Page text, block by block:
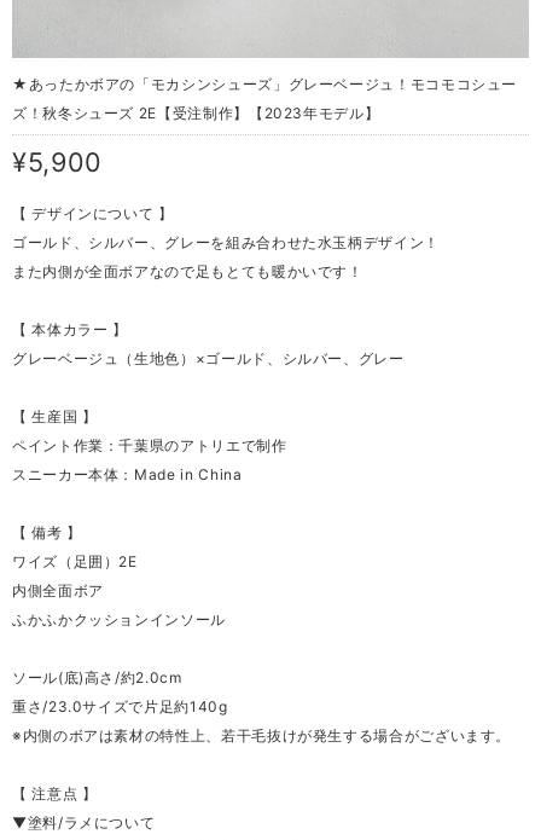
★あったかボアの「モカシンシューズ」グレーベージュ！モコモコシュー
ズ！秋冬シューズ 2E【受注制作】【2023年モデル】
¥5,900
【 デザインについて 】
ゴールド、シルバー、グレーを組み合わせた水玉柄デザイン！
また内側が全面ボアなので足もとても暖かいです！
【 本体カラー 】
グレーベージュ（生地色）×ゴールド、シルバー、グレー
【 生産国 】
ペイント作業：千葉県のアトリエで制作
スニーカー本体：Made in China
【 備考 】
ワイズ（足囲）2E
内側全面ボア
ふかふかクッションインソール
ソール(底)高さ/約2.0cm
重さ/23.0サイズで片足約140g
※内側のボアは素材の特性上、若干毛抜けが発生する場合がございます。
【 注意点 】
▼塗料/ラメについて